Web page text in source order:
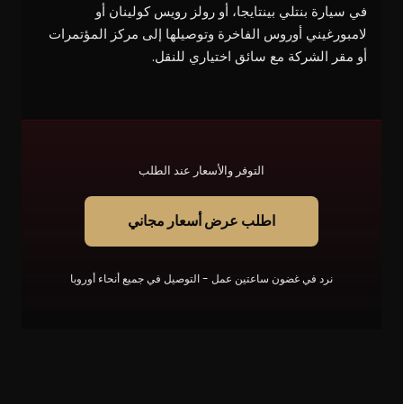
في سيارة بنتلي بينتايجا، أو رولز رويس كولينان أو
لامبورغيني أوروس الفاخرة وتوصيلها إلى مركز المؤتمرات
أو مقر الشركة مع سائق اختياري للنقل.
التوفر والأسعار عند الطلب
اطلب عرض أسعار مجاني
نرد في غضون ساعتين عمل - التوصيل في جميع أنحاء أوروبا